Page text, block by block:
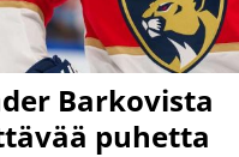
Barkovista
puhetta